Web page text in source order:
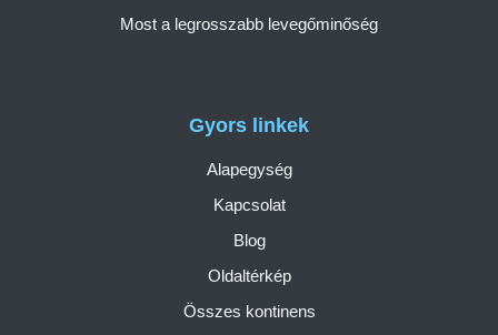
Gyors linkek
Alapegység
Kapcsolat
Blog
Oldaltérkép
Összes kontinens
Most a legrosszabb levegőminőség